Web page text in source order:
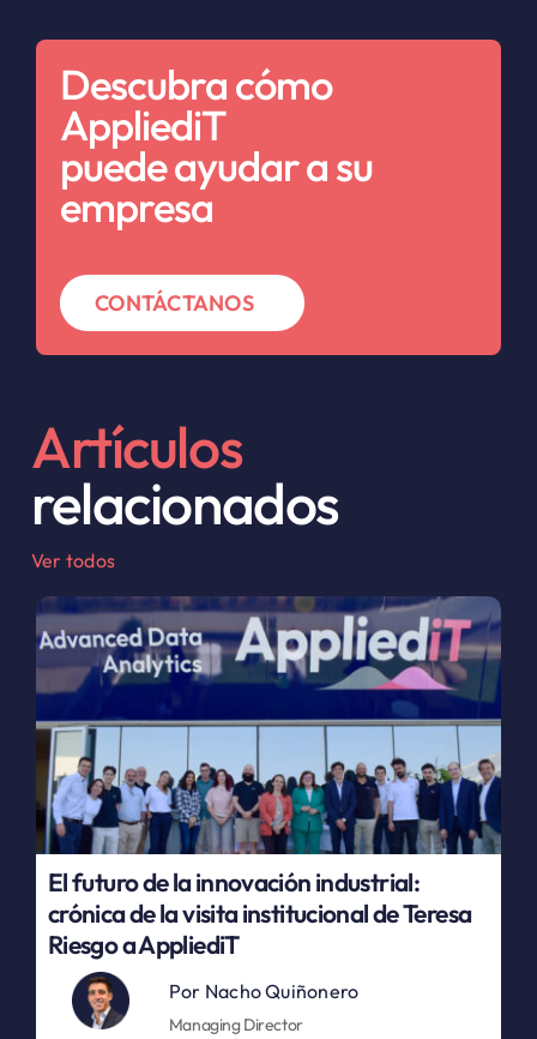
Descubra cómo
AppliediT
puede ayudar a su
empresa
CONTÁCTANOS
Artículos
relacionados
Ver todos
El futuro de la innovación industrial:
crónica de la visita institucional de Teresa
Riesgo a AppliediT
Por Nacho Quiñonero
Managing Director